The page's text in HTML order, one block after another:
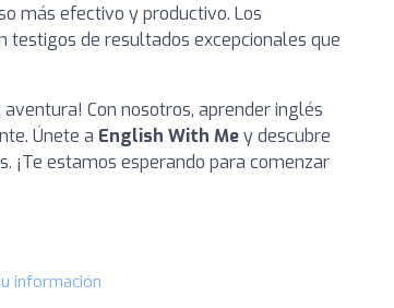
más efectivo y productivo. Los
de resultados excepcionales que
Con nosotros, aprender inglés
Únete a English With Mey descubre
¡Te estamos esperando para comenzar
información